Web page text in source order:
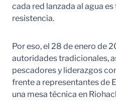
cada red lanzada al agua
resistencia.
Por eso, el 28 de enero de
autoridades tradicionales,
pescadores y liderazgos
frente a representantes de
una mesa técnica en